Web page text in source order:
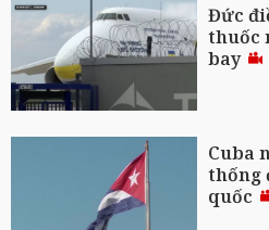
Đức
thuốc
bay
Cuba
thống
quốc